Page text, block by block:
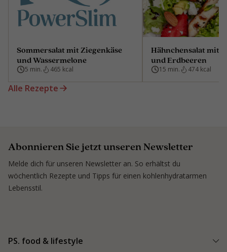
Sommersalat mit Ziegenkäse
und Wassermelone
5 min. 465 kcal
Hähnchensalat mit
und Erdbeeren
15 min. 474 kcal
Alle Rezepte
Abonnieren Sie jetzt unseren Newsletter
Melde dich für unseren Newsletter an. So erhältst du
wöchentlich Rezepte und Tipps für einen kohlenhydratarmen
Lebensstil.
PS. food & lifestyle